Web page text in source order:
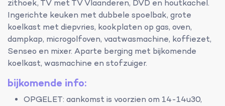
zithoek, TV met TV Vlaanderen, DVD en houtkachel.
Ingerichte keuken met dubbele spoelbak, grote
koelkast met diepvries, kookplaten op gas, oven,
dampkap, microgolfoven, vaatwasmachine, koffiezet,
Senseo en mixer. Aparte berging met bijkomende
koelkast, wasmachine en stofzuiger.
bijkomende info:
OPGELET: aankomst is voorzien om 14-14u30,